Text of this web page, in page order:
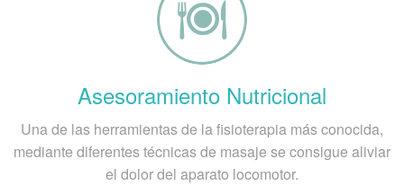
Asesoramiento Nutricional
Una de las herramientas de la fisioterapia más conocida,
mediante diferentes técnicas de masaje se consigue aliviar
el dolor del aparato locomotor.